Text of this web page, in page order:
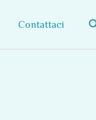
Contattaci